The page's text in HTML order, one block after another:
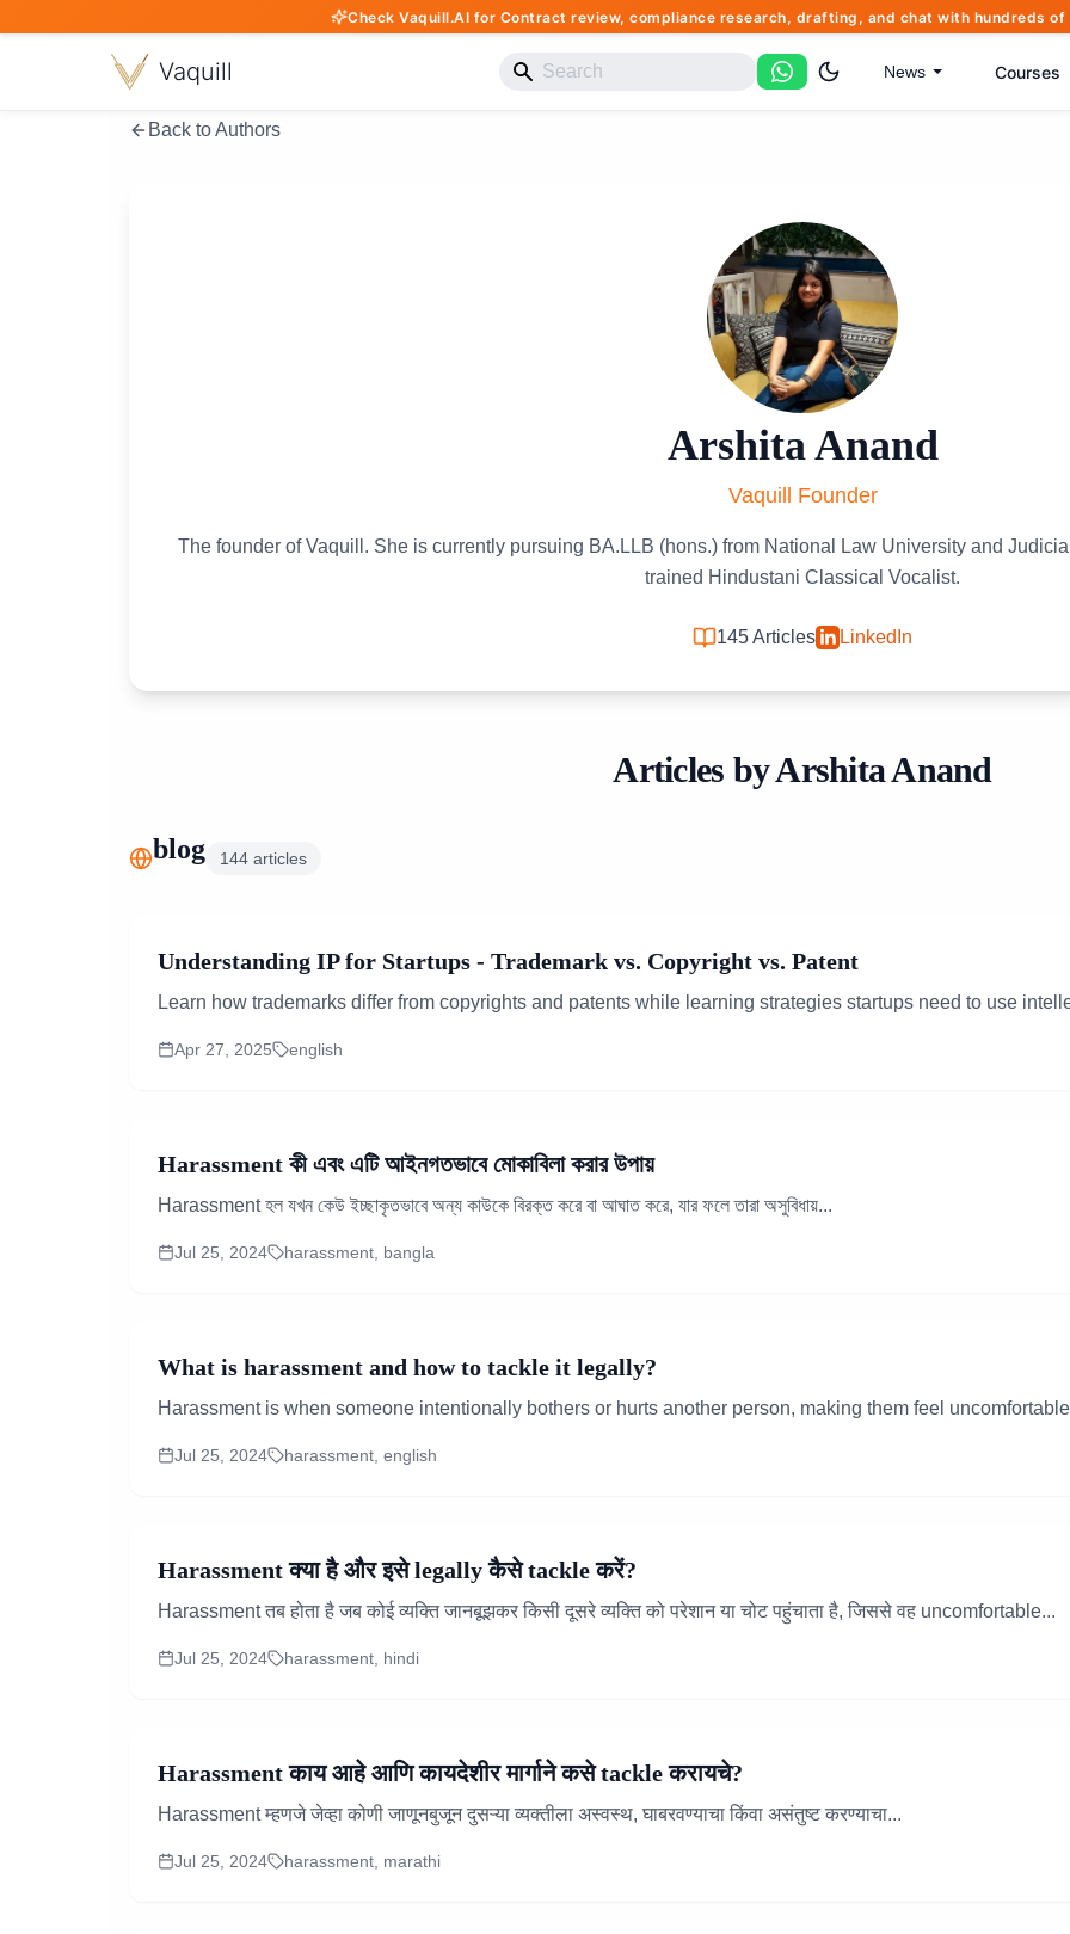
Check Vaquill.AI for Contract review, compliance research, drafting, and chat with hundreds
Vaquill News Courses
Back to Authors
Arshita Anand
Vaquill Founder
The founder of Vaquill. She is currently pursuing BA.LLB (hons.) from National Law University and
trained Hindustani Classical Vocalist.
145Articles LinkedIn
Articles byArshita Anand
blog 144 articles
Understanding IP for Startups - Trademark vs. Copyright vs. Patent
Learn how trademarks differ from copyrights and patents while learning strategies startups need to use
Apr 27, 2025 english
Harassment কী এবং এটি আইনগতভাবে মোকাবিলা করার উপায়
Harassment হল যখন কেউ ইচ্ছাকৃতভাবে অন্য কাউকে বিরক্ত করে বা আঘাত করে, যার ফলে তারা অসুবিধায়...
Jul 25, 2024 harassment, bangla
What is harassment and how to tackle it legally?
Harassment is when someone intentionally bothers or hurts another person, making them feel
Jul 25, 2024 harassment, english
Harassment क्या है और इसे legally कैसे tackle करें?
Harassment तब होता है जब कोई व्यक्ति जानबूझकर किसी दूसरे व्यक्ति को परेशान या चोट पहुंचाता है, जिससे वह uncomfortable...
Jul 25, 2024 harassment, hindi
Harassment काय आहे आणि कायदेशीर मार्गाने कसे tackle करायचे?
Harassment म्हणजे जेव्हा कोणी जाणूनबुजून दुसऱ्या व्यक्तीला अस्वस्थ, घाबरवण्याचा किंवा असंतुष्ट करण्याचा...
Jul 25, 2024 harassment, marathi